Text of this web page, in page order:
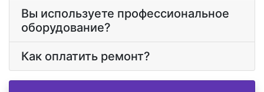
Вы используете профессиональное
оборудование?
Как оплатить ремонт?